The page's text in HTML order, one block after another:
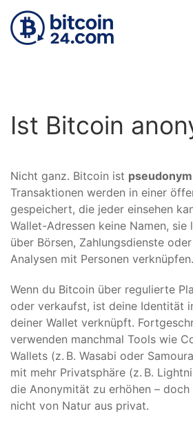
Zum Hauptinhalt springen
Ist Bitcoin
Nicht ganz. Bitcoin ist pseudonym
Transaktionen werden in einer
gespeichert, die jeder einsehen
Wallet-Adressen keine Namen,
über Börsen, Zahlungsdienste
Analysen mit Personen verknüpfen.
Wenn du Bitcoin über regulierte
oder verkaufst, ist deine Identität
deiner Wallet verknüpft.
verwenden manchmal Tools wie
Wallets (z. B. Wasabi oder
mit mehr Privatsphäre (z. B.
die Anonymität zu erhöhen –
nicht von Natur aus privat.